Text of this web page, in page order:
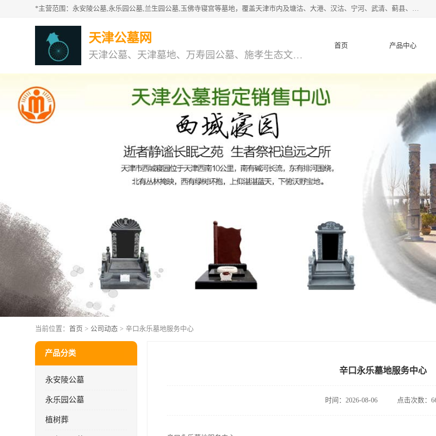
*主营范围：永安陵公墓,永乐园公墓,兰生园公墓,玉佛寺寝宫等墓地，覆盖天津市内及塘沽、大港、汉沽、宁河、武清、蓟县、静海、廊坊、北京、沧州等区域本中心由中国公墓网、天津公墓网、中国陵网、中国周易学会联合推举，我们的团队将会以优质的服务，竭诚为您服务，期待您的来电。
天津公墓网
天津公墓、天津墓地、万寿园公墓、施孝生态文化陵园
首页 产品中心
当前位置： 首页 > 公司动态 > 辛口永乐墓地服务中心
产品分类
永安陵公墓
永乐园公墓
植树葬
辛口永乐墓地服务中心
时间：2026-08-06 点击次数：